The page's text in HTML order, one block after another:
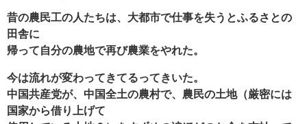
昔の農民工の人たちは、大都市で仕事を失うとふるさとの
田舎に
帰って自分の農地で再び農業をやれた。
今は流れが変わってきてるってきいた。
中国共産党が、中国全土の農村で、農民の土地（厳密には
国家から借り上げて